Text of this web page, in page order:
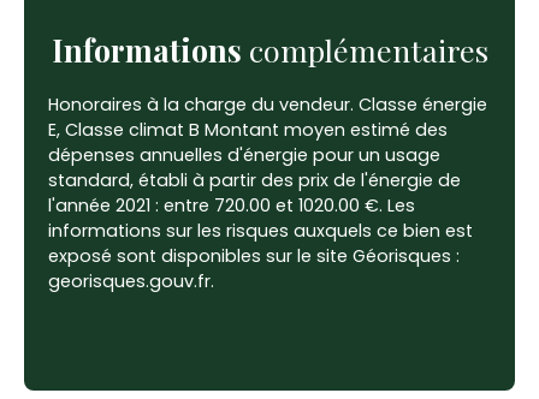
Informations complémentaires
Honoraires à la charge du vendeur. Classe énergie
E, Classe climat B Montant moyen estimé des
dépenses annuelles d'énergie pour un usage
standard, établi à partir des prix de l'énergie de
l'année 2021 : entre 720.00 et 1020.00 €. Les
informations sur les risques auxquels ce bien est
exposé sont disponibles sur le site Géorisques :
georisques.gouv.fr.